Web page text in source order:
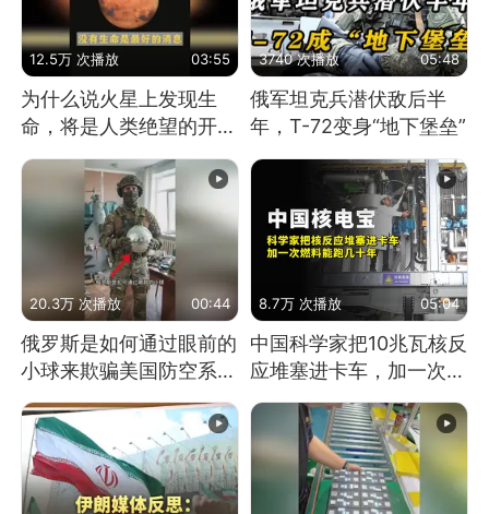
12.5万 次播放 03:55
为什么说火星上发现生
命，将是人类绝望的开
3740 次播放 05:48
俄军坦克兵潜伏敌后半
年，T-72变身“地下堡垒”
20.3万 次播放 00:44
俄罗斯是如何通过眼前的
小球来欺骗美国防空系统
的
8.7万 次播放 05:04
中国科学家把10兆瓦核反
应堆塞进卡车，加一次燃
料能跑几十年